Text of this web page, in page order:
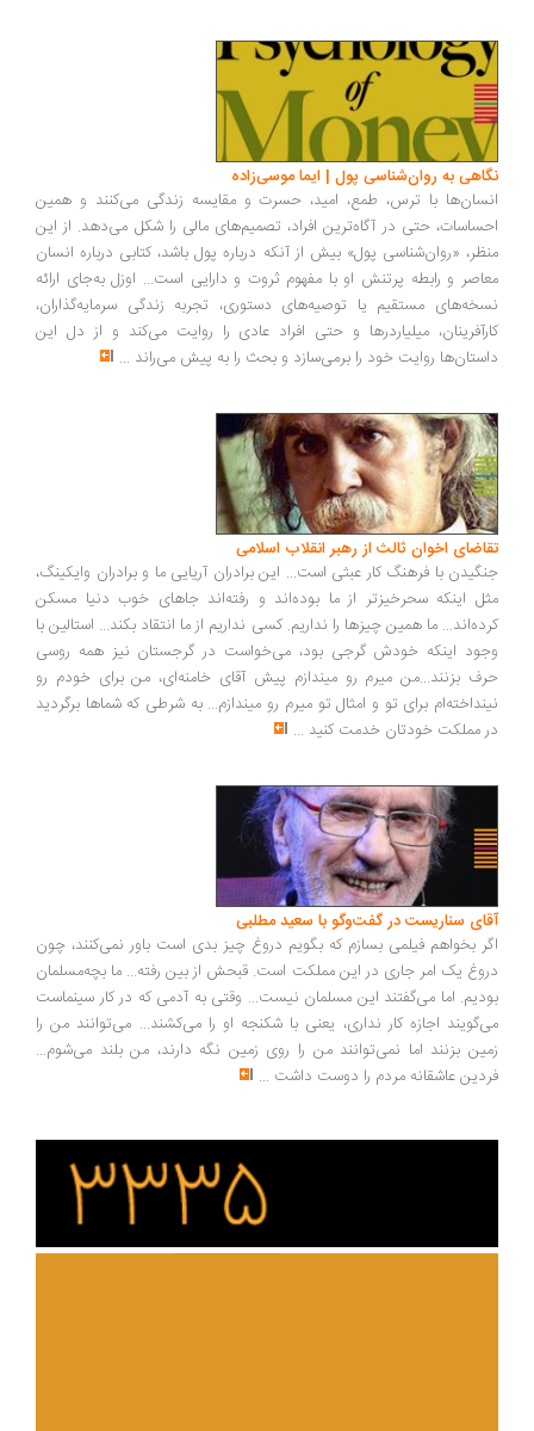
به روان‌شناسی پول | ایما موسی‌زاده
با ترس، طمع، امید، حسرت و مقایسه زندگی می‌کنند و همین
حتی در آگاه‌ترین افراد، تصمیم‌های مالی را شکل می‌دهد. از این
«روان‌شناسی پول» بیش از آنکه درباره پول باشد، کتابی درباره انسان
و رابطه پرتنش او با مفهوم ثروت و دارایی است... اوزل به‌جای ارائه
مستقیم یا توصیه‌های دستوری، تجربه زندگی سرمایه‌گذاران،
میلیاردرها و حتی افراد عادی را روایت می‌کند و از دل این
روایت خود را برمی‌سازد و بحث را به پیش می‌راند...
اخوان ثالث از رهبر انقلاب اسلامی
با فرهنگ کار عبثی است... این برادران آریایی ما و برادران وایکینگ،
اینکه سحرخیزتر از ما بوده‌اند و رفته‌اند جاهای خوب دنیا مسکن
ما همین چیزها را نداریم. کسی نداریم از ما انتقاد بکند... استالین با
اینکه خودش گرجی بود، می‌خواست در گرجستان نیز همه روسی
بزنند...من میرم رو میندازم پیش آقای خامنه‌ای، من برای خودم رو
برای تو و امثال تو میرم رو میندازم... به شرطی که شماها برگردید
مملکت خودتان خدمت کنید...
سناریست در گفت‌وگو با سعید مطلبی
بخواهم فیلمی بسازم که بگویم دروغ چیز بدی است باور نمی‌کنند، چون
یک امر جاری در این مملکت است. قبحش از بین رفته... ما بچه‌مسلمان
اما می‌گفتند این مسلمان نیست... وقتی به آدمی که در کار سینماست
اجازه کار نداری، یعنی با شکنجه او را می‌کشند... می‌توانند من را
بزنند اما نمی‌توانند من را روی زمین نگه دارند، من بلند می‌شوم...
عاشقانه مردم را دوست داشت ...